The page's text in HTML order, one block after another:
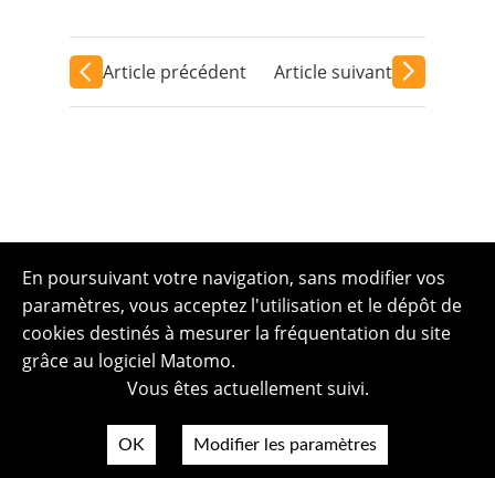
Article précédent Article suivant
En poursuivant votre navigation, sans modifier vos
paramètres, vous acceptez l'utilisation et le dépôt de
cookies destinés à mesurer la fréquentation du site
grâce au logiciel Matomo.
Vous êtes actuellement suivi.
OK Modifier les paramètres